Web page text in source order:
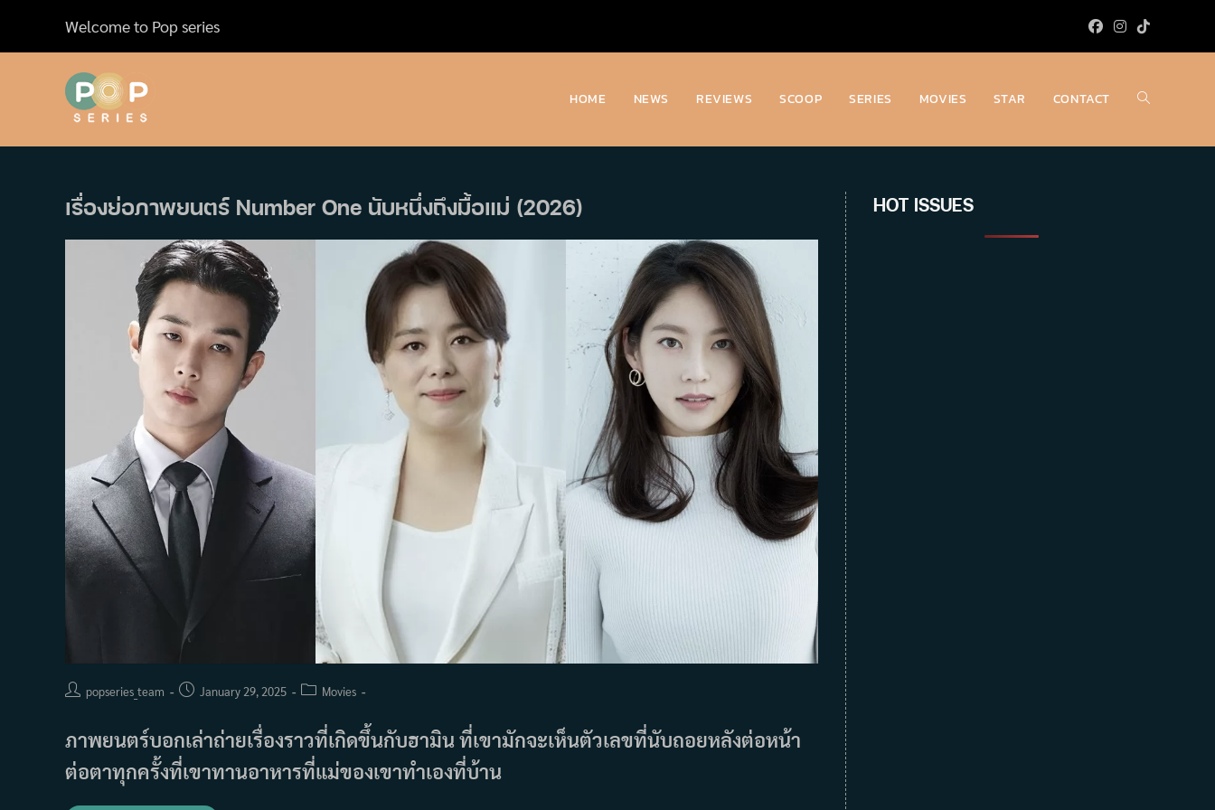
content
Welcome to Pop series
HOME NEWS REVIEWS SCOOP SERIES MOVIES STAR CONTACT Toggle
เรื่องย่อภาพยนตร์ Number One นับหนึ่งถึงมื้อแม่ (2026)
Postpopseries_team
Post January 29, 2025
PostMovies
ภาพยนตร์บอกเล่าถ่ายเรื่องราวที่เกิดขึ้นกับฮามิน ที่เขามักจะเห็นตัวเลขที่นับถอยหลังต่อหน้า
ต่อตาทุกครั้งที่เขาทานอาหารที่แม่ของเขาทำเองที่บ้าน
HOT ISSUES